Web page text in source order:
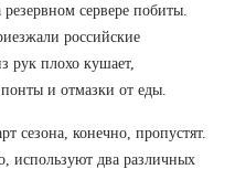
сервере побиты.
российские
рук плохо кушает,
и отмазки от еды.
сезона, конечно, пропустят.
используют два различных